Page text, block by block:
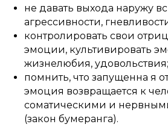
не давать выхода наружу
агрессивности,
контролировать свои
эмоции, культивировать
жизнелюбия, удовольствия;
помнить, что запущенна я
эмоция возвращается к
соматическими и
(закон бумеранга).